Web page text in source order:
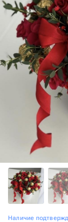
Наличие